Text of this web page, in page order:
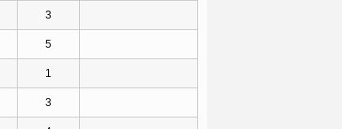
3
5
1
3